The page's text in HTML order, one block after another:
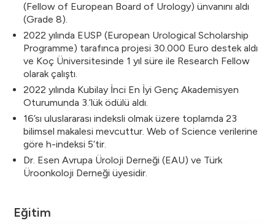
(Fellow of European Board of Urology) ünvanını aldı
(Grade 8).
2022 yılında EUSP (European Urological Scholarship
Programme) tarafınca projesi 30.000 Euro destek aldı
ve Koç Üniversitesinde 1 yıl süre ile Research Fellow
olarak çalıştı.
2022 yılında Kubilay İnci En İyi Genç Akademisyen
Oturumunda 3.’lük ödülü aldı.
16’sı uluslararası indeksli olmak üzere toplamda 23
bilimsel makalesi mevcuttur. Web of Science verilerine
göre h-indeksi 5’tir.
Dr. Esen Avrupa Üroloji Derneği (EAU) ve Türk
Üroonkoloji Derneği üyesidir.
Eğitim